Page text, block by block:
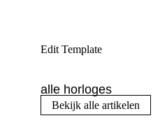
Edit Template
alle horloges
Bekijk alle artikelen